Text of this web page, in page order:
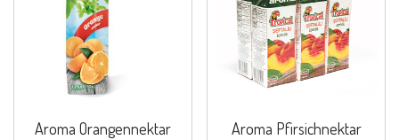
Aroma Orangennektar Aroma Pfirsichnektar